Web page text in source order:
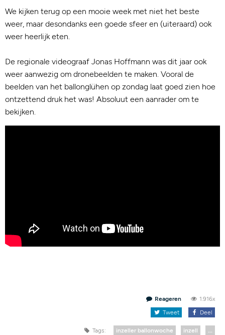
We kijken terug op een mooie week met niet het beste
weer, maar desondanks een goede sfeer en (uiteraard) ook
weer heerlijk eten.
De regionale videograaf Jonas Hoffmann was dit jaar ook
weer aanwezig om dronebeelden te maken. Vooral de
beelden van het ballonglühen op zondag laat goed zien hoe
ontzettend druk het was! Absoluut een aanrader om te
bekijken.
Reageren
1.916x
Tweet
Deel
Tags: inzeller ballonwoche inzell